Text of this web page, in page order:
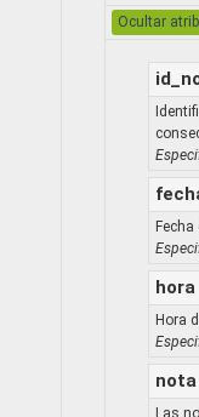
Ocultar
hora
Hora
nota
Las